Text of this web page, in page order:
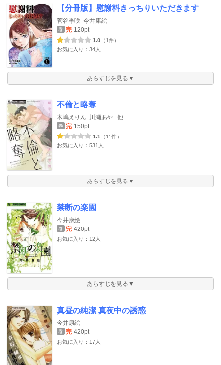
【分冊版】慰謝料きっちりいただきます
菅谷季咲 今井康絵
巻 完 120pt
1.0 （1件）
お気に入り：34人
あらすじを見る▼
不倫と略奪
木嶋えりん 川瀬あや 他
巻 完 150pt
1.1 （11件）
お気に入り：531人
あらすじを見る▼
禁断の楽園
今井康絵
巻 完 420pt
お気に入り：12人
あらすじを見る▼
真昼の純潔 真夜中の誘惑
今井康絵
巻 完 420pt
お気に入り：17人